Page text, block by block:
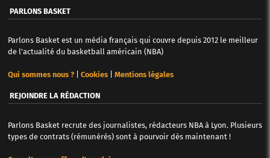
PARLONS BASKET
Parlons Basket est un média français qui couvre depuis 2012 le meilleur
de l'actualité du basketball américain (NBA)
Qui sommes nous ?| Cookies| Mentions légales
REJOINDRE LA RÉDACTION
Parlons Basket recrute des journalistes, rédacteurs NBA à Lyon. Plusieurs
types de contrats (rémunérés) sont à pourvoir dès maintenant !